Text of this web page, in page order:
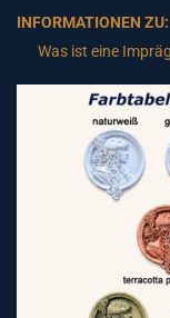
INFORMATIONEN ZU:
Was ist eine